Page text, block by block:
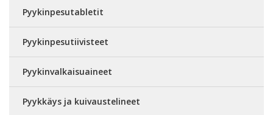
Pyykinpesutabletit
Pyykinpesutiivisteet
Pyykinvalkaisuaineet
Pyykkäys ja kuivaustelineet